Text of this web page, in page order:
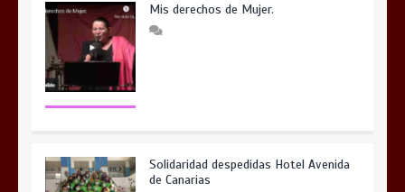
Mis derechos de Mujer.
Solidaridad despedidas Hotel Avenida
de Canarias